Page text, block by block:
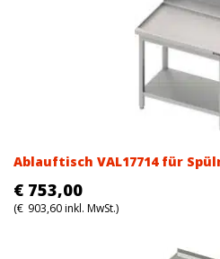
Ablauftisch VAL17714 für
€ 753,00
(€ 903,60inkl. MwSt.)